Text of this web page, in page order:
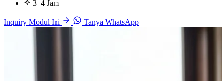
3–4 Jam
Inquiry Modul Ini Tanya WhatsApp